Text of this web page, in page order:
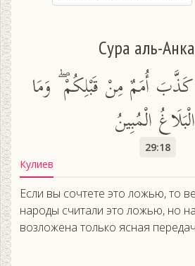
Сура аль-
كَذَّبَ أُمَمٌ مِنْ قَبْلِكُمْ ۖ وَمَا
الْمُبِينُ
29:18
Кулиев
Если вы сочтете это ложью, то
народы считали это ложью, но
возложена только ясная